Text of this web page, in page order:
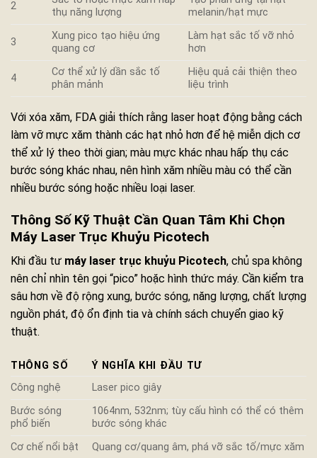
2
thụ năng lượng
melanin/hạt mực
3
Xung pico tạo hiệu ứng
quang cơ
Làm hạt sắc tố vỡ nhỏ
hơn
4
Cơ thể xử lý dần sắc tố
phân mảnh
Hiệu quả cải thiện theo
liệu trình
Với xóa xăm, FDA giải thích rằng laser hoạt động bằng cách
làm vỡ mực xăm thành các hạt nhỏ hơn để hệ miễn dịch cơ
thể xử lý theo thời gian; màu mực khác nhau hấp thụ các
bước sóng khác nhau, nên hình xăm nhiều màu có thể cần
nhiều bước sóng hoặc nhiều loại laser.
Thông Số Kỹ Thuật Cần Quan Tâm Khi Chọn
Máy Laser Trục Khuỷu Picotech
Khi đầu tư máy laser trục khuỷu Picotech, chủ spa không
nên chỉ nhìn tên gọi “pico” hoặc hình thức máy. Cần kiểm tra
sâu hơn về độ rộng xung, bước sóng, năng lượng, chất lượng
nguồn phát, độ ổn định tia và chính sách chuyển giao kỹ
thuật.
THÔNG SỐ
Ý NGHĨA KHI ĐẦU TƯ
Công nghệ
Laser pico giây
Bước sóng
phổ biến
1064nm, 532nm; tùy cấu hình có thể có thêm
bước sóng khác
Cơ chế nổi bật
Quang cơ/quang âm, phá vỡ sắc tố/mực xăm